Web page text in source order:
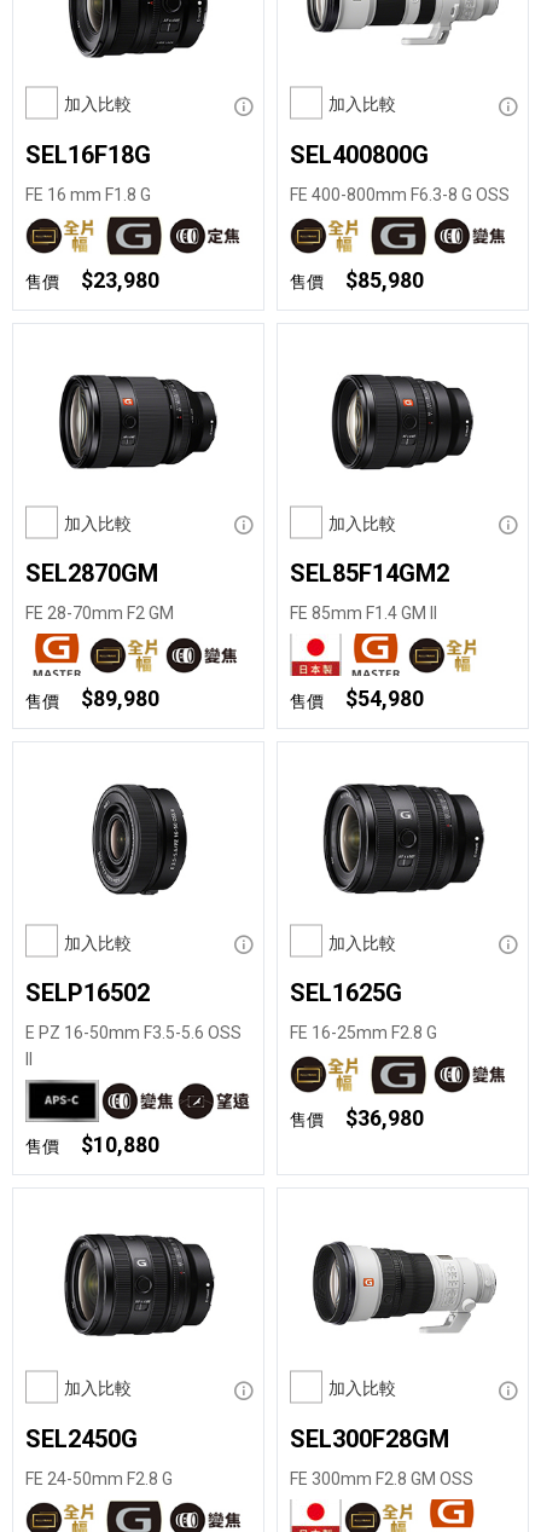
加入比較 顯示資訊
SEL16F18G
FE 16 mm F1.8 G
售價 $23,980
加入比較 顯示
SEL400800G
FE 400-800mm F6.3-8 G OSS
售價 $85,980
加入比較 顯示資訊
SEL2870GM
FE 28-70mm F2 GM
售價 $89,980
加入比較 顯示
SEL85F14GM2
FE 85mm F1.4 GM II
售價 $54,980
加入比較 顯示資訊
SELP16502
E PZ 16-50mm F3.5-5.6 OSS
售價 $10,880
加入比較 顯示
SEL1625G
FE 16-25mm F2.8 G
售價 $36,980
加入比較 顯示資訊
SEL2450G
FE 24-50mm F2.8 G
加入比較 顯示
SEL300F28GM
FE 300mm F2.8 GM OSS